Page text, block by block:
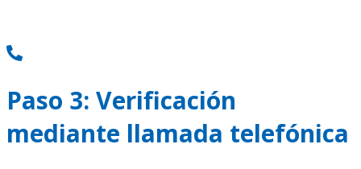
Paso 3: Verificación
mediante llamada telefónica